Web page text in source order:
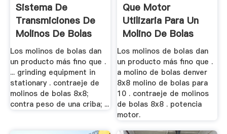
Sistema De
Transmiciones De
Molinos De Bolas
Los molinos de bolas dan
un producto más fino que .
... grinding equipment in
stationary . contraeje de
molinos de bolas 8x8;
contra peso de una criba; ...
Que Motor
Utilizaria Para Un
Molino De Bolas
8x8 .
Los molinos de bolas dan
un producto más fino que .
a molino de bolas denver
8x8 molino de bolas para
10 . contraeje de molinos
de bolas 8x8 . potencia
motor.